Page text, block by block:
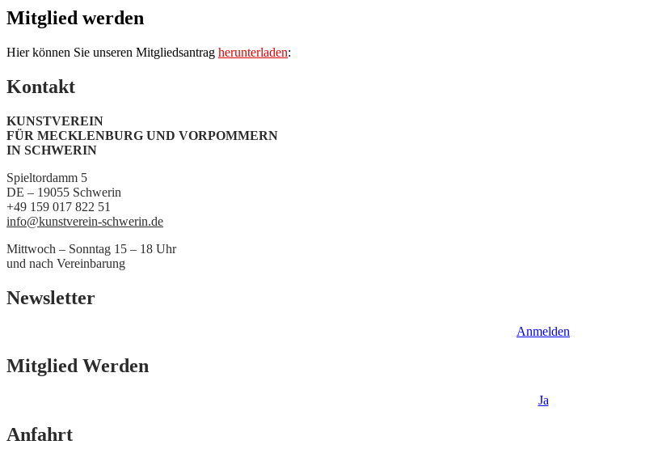
Mitglied werden
Hier können Sie unseren Mitgliedsantrag herunterladen:
Kontakt
KUNSTVEREIN
FÜR MECKLENBURG UND VORPOMMERN
IN SCHWERIN
Spieltordamm 5
DE – 19055 Schwerin
+49 159 017 822 51
info@kunstverein-schwerin.de
Mittwoch – Sonntag 15 – 18 Uhr
und nach Vereinbarung
Newsletter
Anmelden
Mitglied Werden
Ja
Anfahrt